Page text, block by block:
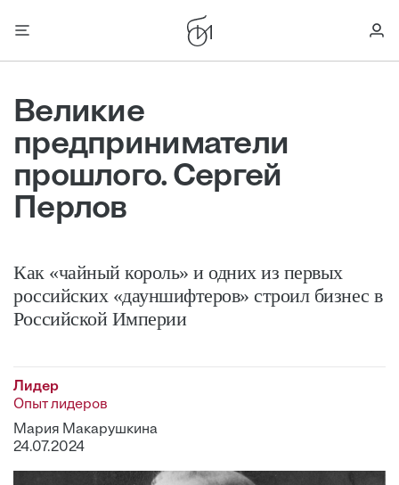
Великие
предприниматели
прошлого. Сергей
Перлов
Как «чайный король» и одних из первых
российских «дауншифтеров» строил бизнес в
Российской Империи
Лидер
Опыт лидеров
Мария Макарушкина
24.07.2024